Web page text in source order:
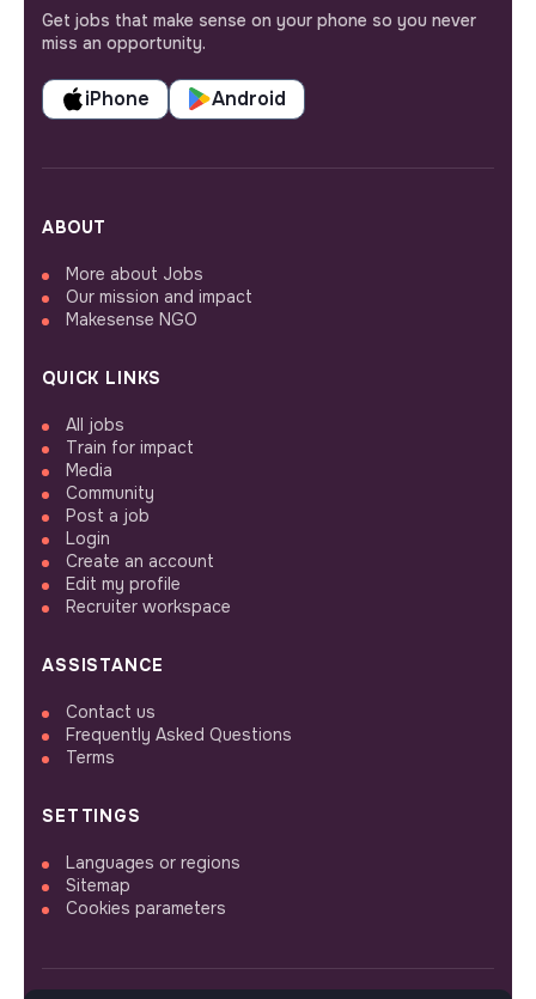
Get jobs that make sense on your phone so you never
miss an opportunity.
iPhone Android
ABOUT
More about Jobs
Our mission and impact
Makesense NGO
QUICK LINKS
All jobs
Train for impact
Media
Community
Post a job
Login
Create an account
Edit my profile
Recruiter workspace
ASSISTANCE
Contact us
Frequently Asked Questions
Terms
SETTINGS
Languages or regions
Sitemap
Cookies parameters